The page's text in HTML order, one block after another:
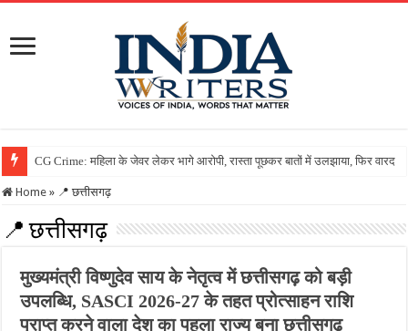
Home » 📍 छत्तीसगढ़
📍 छत्तीसगढ़
मुख्यमंत्री विष्णुदेव साय के नेतृत्व में छत्तीसगढ़ को बड़ी
उपलब्धि, SASCI 2026-27 के तहत प्रोत्साहन राशि
प्राप्त करने वाला देश का पहला राज्य बना छत्तीसगढ़